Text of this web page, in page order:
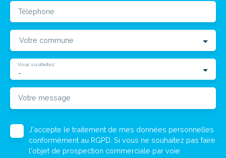
Téléphone
Votre commune
-
Vous souhaitez
Votre message
J'accepte le traitement de mes données personnelles
conformément au RGPD. Si vous ne souhaitez pas faire
l'objet de prospection commerciale par voie